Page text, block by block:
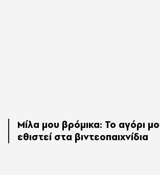
Μίλα μου βρόμικα: Το αγόρι
εθιστεί στα βιντεοπαιχνίδια